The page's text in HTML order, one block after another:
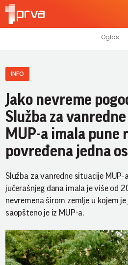
INFO
Jako nevreme
Služba za
MUP-a imala pune
povređena jedna
Služba za vanredne situacije MUP-
jučerašnjeg dana imala je više od
nevremena širom zemlje u kojem je
saopšteno je iz MUP-a.